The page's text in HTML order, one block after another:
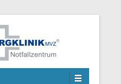
Handchirurgie, Fusschirurgie